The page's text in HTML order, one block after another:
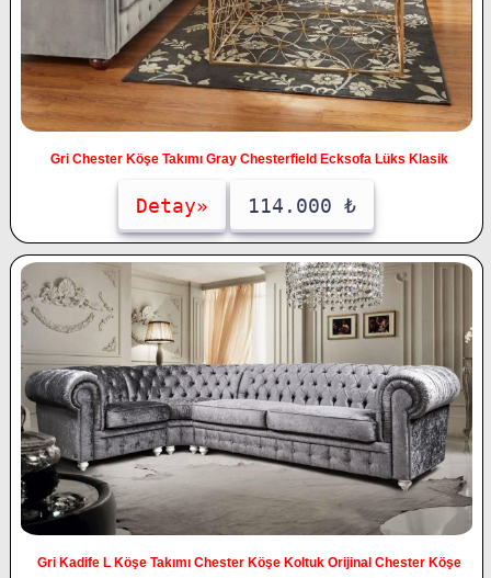
Gri Chester Köşe Takımı Gray Chesterfield Ecksofa Lüks Klasik
Detay» 114.000 ₺
Gri Kadife L Köşe Takımı Chester Köşe Koltuk Orijinal Chester Köşe